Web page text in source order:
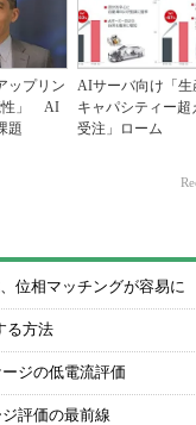
ップリン
性」 AI
題
AIサーバ向け「生
キャパシティー超
受注」ローム
位相マッチングが容易に
る方法
ジの低電流評価
評価の最前線